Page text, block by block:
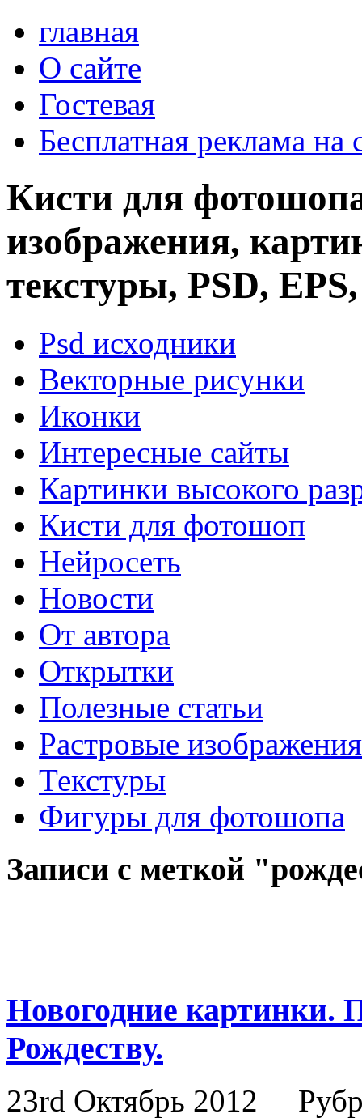
главная
О сайте
Гостевая
Бесплатная реклама на
Кисти для
изображения,
текстуры, PSD,
Psd исходники
Векторные рисунки
Иконки
Интересные сайты
Картинки высокого
Кисти для фотошоп
Нейросеть
Новости
От автора
Открытки
Полезные статьи
Растровые изображения
Текстуры
Фигуры для фотошопа
Записи с меткой
Новогодние картинки.
Рождеству.
23rd Октябрь 2012